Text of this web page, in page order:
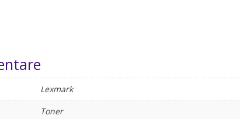
Lexmark
Toner